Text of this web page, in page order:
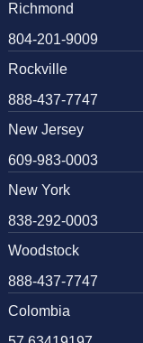
Richmond
804-201-9009
Rockville
888-437-7747
New Jersey
609-983-0003
New York
838-292-0003
Woodstock
888-437-7747
Colombia